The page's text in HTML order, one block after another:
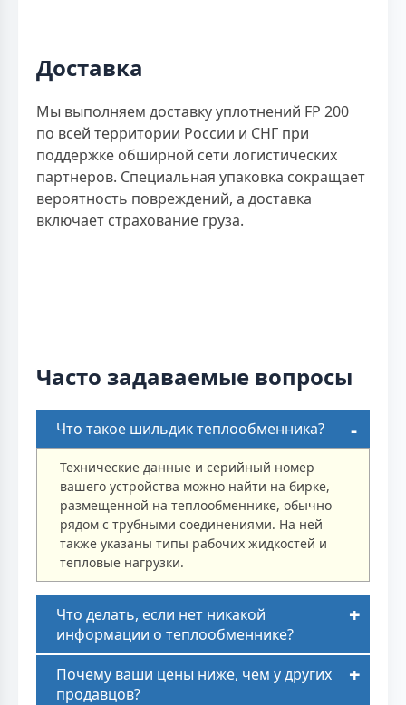
Доставка
Мы выполняем доставку уплотнений FP 200
по всей территории России и СНГ при
поддержке обширной сети логистических
партнеров. Специальная упаковка сокращает
вероятность повреждений, а доставка
включает страхование груза.
Часто задаваемые вопросы
Что такое шильдик теплообменника?
Технические данные и серийный номер
вашего устройства можно найти на бирке,
размещенной на теплообменнике, обычно
рядом с трубными соединениями. На ней
также указаны типы рабочих жидкостей и
тепловые нагрузки.
Что делать, если нет никакой
информации о теплообменнике?
Почему ваши цены ниже, чем у других
продавцов?